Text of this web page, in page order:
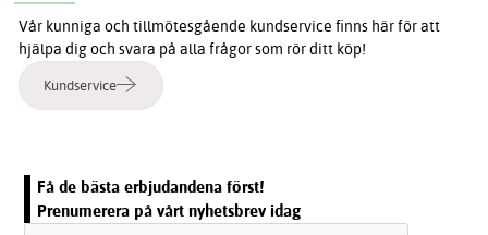
Vår kunniga och tillmötesgående kundservice finns här för att
hjälpa dig och svara på alla frågor som rör ditt köp!
Kundservice
Få de bästa erbjudandena först!
Prenumerera på vårt nyhetsbrev idag